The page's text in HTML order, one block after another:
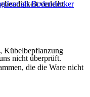
Kübelbepflanzung
verleiht.
als Bodendecker
nicht überprüft.
die die Ware nicht